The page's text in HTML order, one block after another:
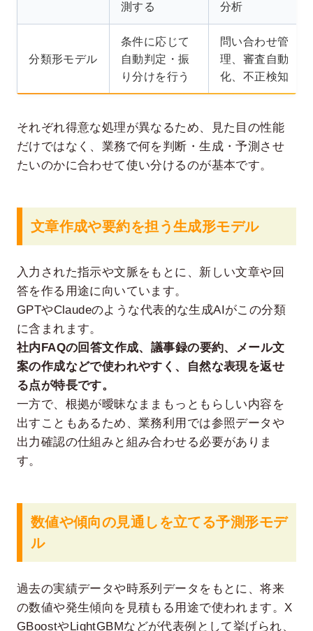
測する
分析
分類形モデル
条件に応じて
自動判定・振
り分けを行う
問い合わせ管
理、審査自動
化、不正検知
それぞれ得意な処理が異なるため、見た目の性能
だけではなく、業務で何を判断・生成・予測させ
たいのかに合わせて使い分けるのが基本です。
文章作成や要約を担う生成形モデル
入力された指示や文脈をもとに、新しい文章や回
答を作る用途に向いています。
GPTやClaudeのような代表的な生成AIがこの分類
に含まれます。
社内FAQの回答文作成、議事録の要約、メール文
案の作成などで使われやすく、自然な表現を返せ
る点が特長です。
一方で、根拠が曖昧なままもっともらしい内容を
出すこともあるため、業務利用では参照データや
出力確認の仕組みと組み合わせる必要がありま
す。
数値や傾向の見通しを立てる予測形モデ
ル
過去の実績データや時系列データをもとに、将来
の数値や発生傾向を見積もる用途で使われます。X
GBoostやLightGBMなどが代表例として挙げられ、